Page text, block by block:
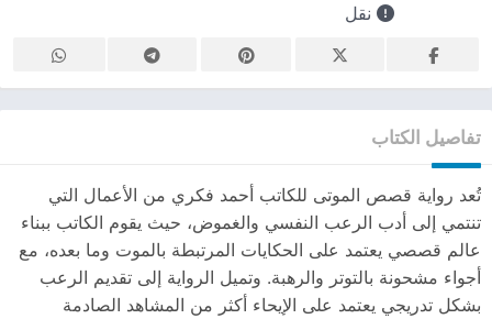
نقل
تفاصيل الكتاب
تُعد رواية قصص الموتى للكاتب أحمد فكري من الأعمال التي
تنتمي إلى أدب الرعب النفسي والغموض، حيث يقوم الكاتب ببناء
عالم قصصي يعتمد على الحكايات المرتبطة بالموت وما بعده، مع
أجواء مشحونة بالتوتر والرهبة. وتميل الرواية إلى تقديم الرعب
بشكل تدريجي يعتمد على الإيحاء أكثر من المشاهد الصادمة